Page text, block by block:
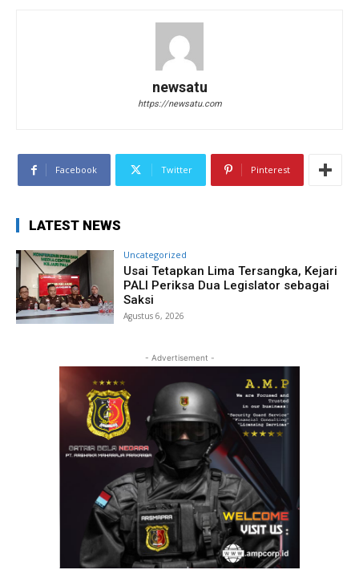
newsatu
https://newsatu.com
Facebook Twitter Pinterest
LATEST NEWS
Uncategorized
Usai Tetapkan Lima Tersangka, Kejari
PALI Periksa Dua Legislator sebagai
Saksi
Agustus 6, 2026
- Advertisement -